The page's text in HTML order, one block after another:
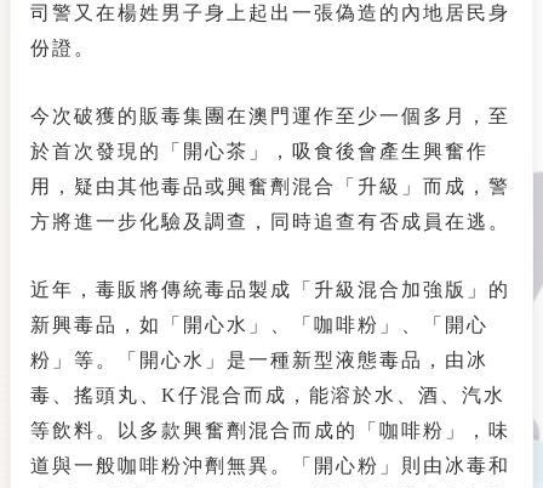
司警又在楊姓男子身上起出一張偽造的內地居民身
份證。
今次破獲的販毒集團在澳門運作至少一個多月，至
於首次發現的「開心茶」，吸食後會產生興奮作
用，疑由其他毒品或興奮劑混合「升級」而成，警
方將進一步化驗及調查，同時追查有否成員在逃。
近年，毒販將傳統毒品製成「升級混合加強版」的
新興毒品，如「開心水」、「咖啡粉」、「開心
粉」等。「開心水」是一種新型液態毒品，由冰
毒、搖頭丸、K仔混合而成，能溶於水、酒、汽水
等飲料。以多款興奮劑混合而成的「咖啡粉」，味
道與一般咖啡粉沖劑無異。「開心粉」則由冰毒和